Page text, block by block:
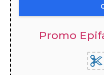
Promo